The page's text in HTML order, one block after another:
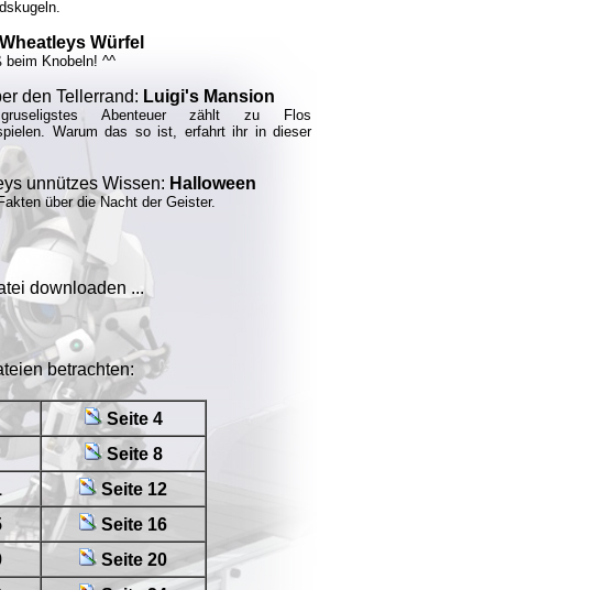
Wheatleys Würfel
beim Knobeln! ^^
den Tellerrand: Luigi's Mansion
Abenteuer zählt zu Flos
Warum das so ist, erfahrt ihr in dieser
unnützes Wissen: Halloween
über die Nacht der Geister.
downloaden ...
betrachten:
Seite 4
Seite 8
Seite 12
Seite 16
Seite 20